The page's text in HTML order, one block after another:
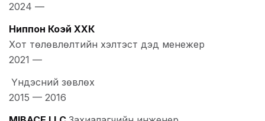
2024 —
Ниппон Коэй ХХК
Хот төлөвлөлтийн хэлтэст дэд менежер
2021 —
Үндэсний зөвлөх
2015 — 2016